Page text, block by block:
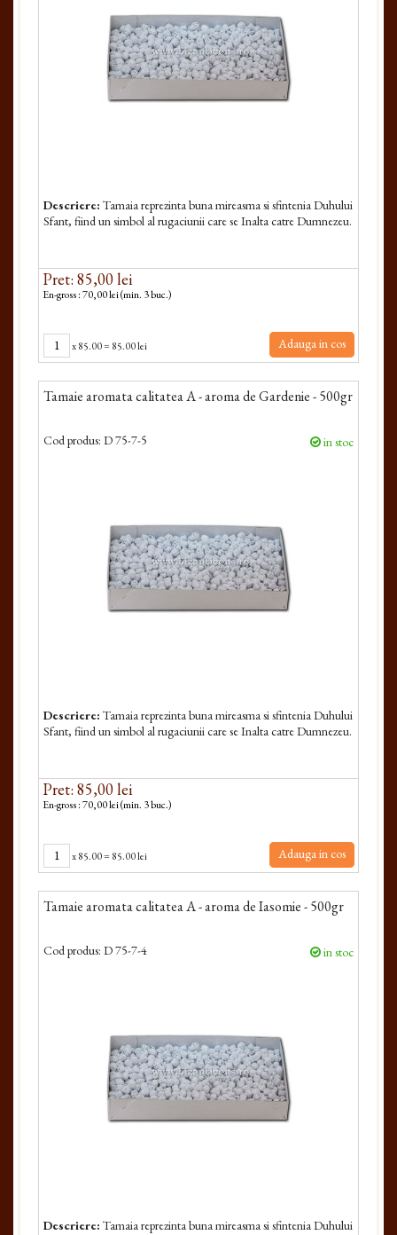
Descriere: Tamaia reprezinta buna mireasma si sfintenia Duhului
Sfant, fiind un simbol al rugaciunii care se Inalta catre Dumnezeu.
Pret: 85,00 lei
En-gross : 70,00 lei (min. 3 buc.)
x85.00= 85.00 lei Adauga in cos
Tamaie aromata calitatea A - aroma de Gardenie - 500gr
Cod produs: D 75-7-5 in stoc
Descriere: Tamaia reprezinta buna mireasma si sfintenia Duhului
Sfant, fiind un simbol al rugaciunii care se Inalta catre Dumnezeu.
Pret: 85,00 lei
En-gross : 70,00 lei (min. 3 buc.)
x85.00= 85.00 lei Adauga in cos
Tamaie aromata calitatea A - aroma de Iasomie - 500gr
Cod produs: D 75-7-4 in stoc
Descriere: Tamaia reprezinta buna mireasma si sfintenia Duhului